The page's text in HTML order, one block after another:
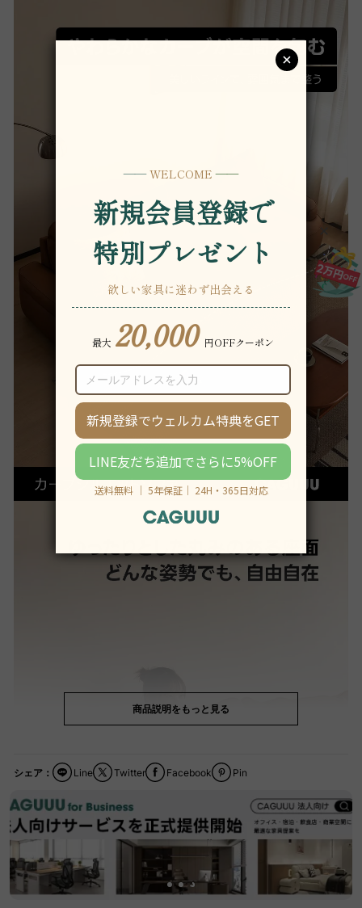
商品説明をもっと見る
シェア： Facebook
Twitter Pin
Line